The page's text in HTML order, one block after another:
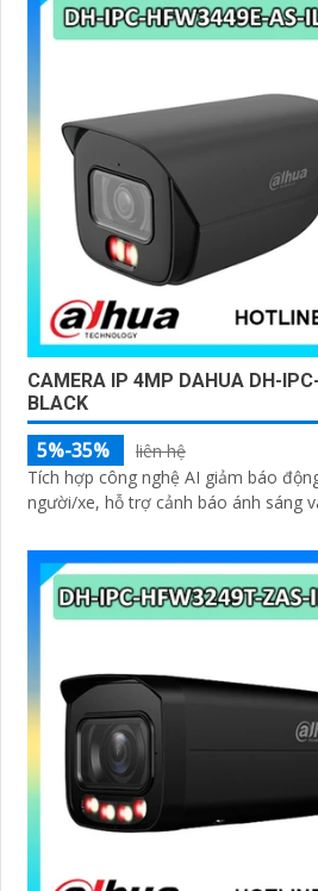
CAMERA IP 4MP DAHUA DH-
BLACK
5%-35%
liên hệ
Tích hợp công nghệ AI giảm báo
người/xe, hỗ trợ cảnh báo ánh sáng